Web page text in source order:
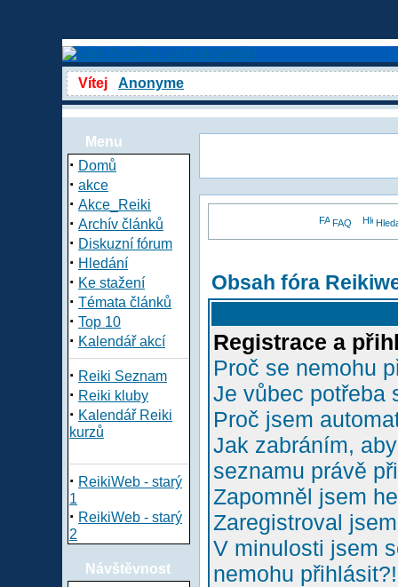
Vítej Anonyme
Menu
· Domů
· akce
· Akce_Reiki
· Archív článků
· Diskuzní fórum
· Hledání
· Ke stažení
· Témata článků
· Top 10
· Kalendář akcí
· Reiki Seznam
· Reiki kluby
· Kalendář Reiki
kurzů
· ReikiWeb - starý
1
· ReikiWeb - starý
2
Návštěvnost
FAQ
Obsah fóra
Registrace a
Proč se nemohu
Je vůbec potřeba
Proč jsem
Jak zabráním,
seznamu právě
Zapomněl jsem
Zaregistroval
V minulosti jsem
nemohu přihlásit?!